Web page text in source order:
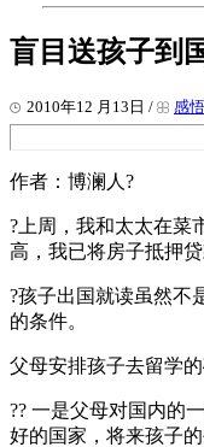
盲目送孩子到
2010年12 月13日 / 感
作者：博澜人?
?上周，我和太太在菜
高，我已将房子抵押
?孩子出国就读虽然不
的条件。
父母安排孩子去留学
?? 一是父母对国内的
好的国家，将来孩子